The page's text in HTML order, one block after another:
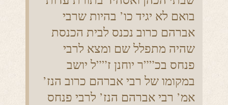
בואם לא יגיד כו’ בהיות שרבי
אברהם כרוב נכנס לבית הכנסת
שהיה מתפלל שם ומצא לרבי
פנחס בכ””ר יוחנן ז””ל יושב
במקומו של רבי אברהם כרוב הנז’
אמ’ רבי אברהם הנז’ לרבי פנחס